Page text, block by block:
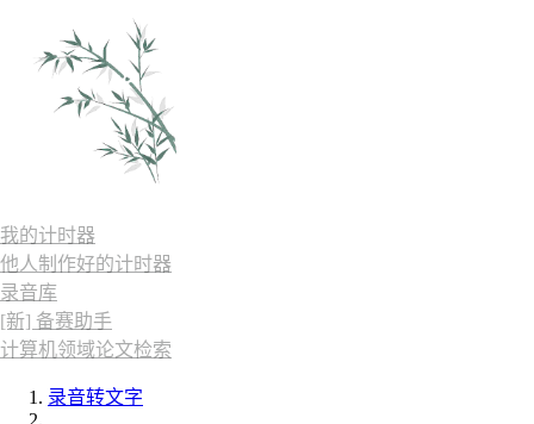
我的计时器
他人制作好的计时器
录音库
[新] 备赛助手
计算机领域论文检索
录音转文字